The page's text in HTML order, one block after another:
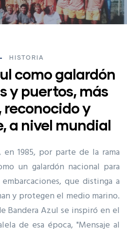
HISTORIA
como galardón
y puertos, más
y
a nivel mundial
en 1985, por parte de la rama
un galardón nacional para
que distinga a
y protegen el medio marino.
Bandera Azul se inspiró en el
de esa época, "Mensaje al